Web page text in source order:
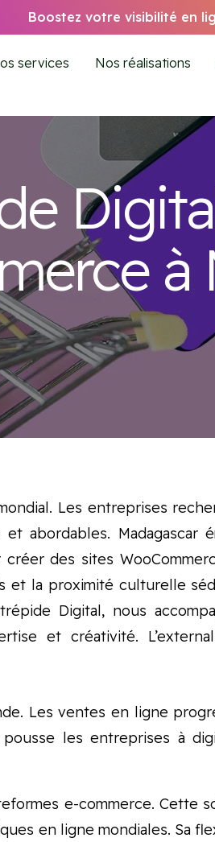
Boostez votre visibilité en
services Nos réalisations
à
Les entreprises
abordables. Madagascar
des sites
et la proximité culturelle
Digital, nous
et créativité.
Les ventes en ligne
les entreprises à
e-commerce. Cette
en ligne mondiales. Sa